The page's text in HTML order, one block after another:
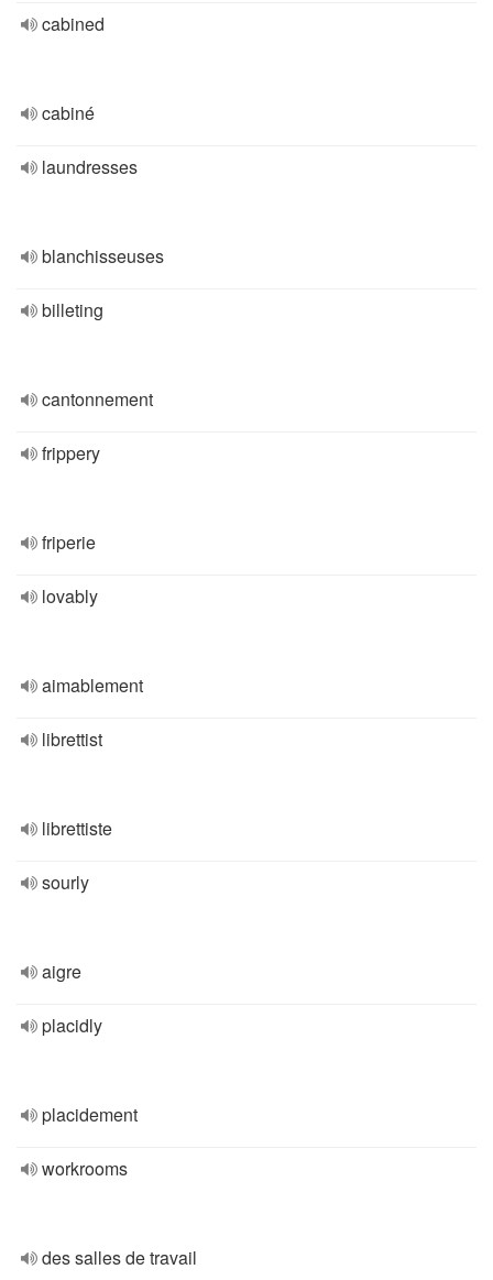
cabined
cabiné
laundresses
blanchisseuses
billeting
cantonnement
frippery
friperie
lovably
aimablement
librettist
librettiste
sourly
aigre
placidly
placidement
workrooms
des salles de travail